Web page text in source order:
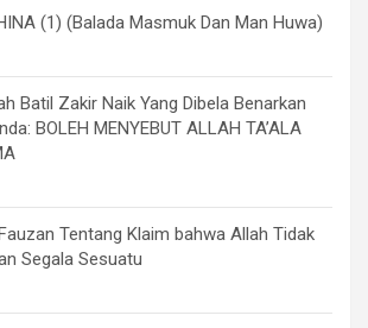
(1) (Balada Masmuk Dan Man Huwa)
Batil Zakir Naik Yang Dibela Benarkan
BOLEH MENYEBUT ALLAH TA’ALA
Tentang Klaim bahwa Allah Tidak
Segala Sesuatu